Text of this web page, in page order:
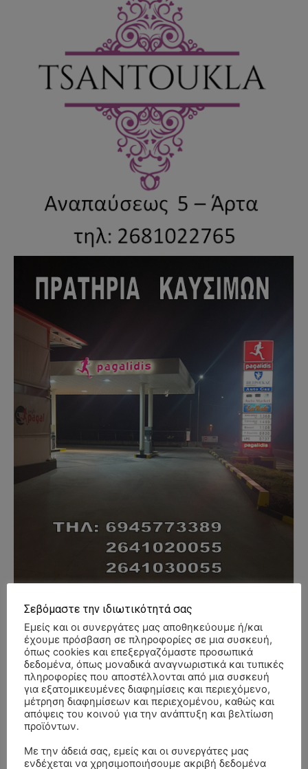
- Advertisment -
Σεβόμαστε την ιδιωτικότητά σας
Εμείς και οι συνεργάτες μας αποθηκεύουμε ή/και
έχουμε πρόσβαση σε πληροφορίες σε μια συσκευή,
όπως cookies και επεξεργαζόμαστε προσωπικά
δεδομένα, όπως μοναδικά αναγνωριστικά και τυπικές
πληροφορίες που αποστέλλονται από μια συσκευή
για εξατομικευμένες διαφημίσεις και περιεχόμενο,
μέτρηση διαφημίσεων και περιεχομένου, καθώς και
απόψεις του κοινού για την ανάπτυξη και βελτίωση
προϊόντων.
Με την άδειά σας, εμείς και οι συνεργάτες μας
ενδέχεται να χρησιμοποιήσουμε ακριβή δεδομένα